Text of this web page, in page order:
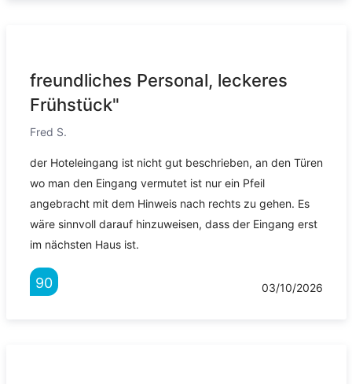
freundliches Personal, leckeres
Frühstück"
Fred S.
der Hoteleingang ist nicht gut beschrieben, an den Türen
wo man den Eingang vermutet ist nur ein Pfeil
angebracht mit dem Hinweis nach rechts zu gehen. Es
wäre sinnvoll darauf hinzuweisen, dass der Eingang erst
im nächsten Haus ist.
90 03/10/2026